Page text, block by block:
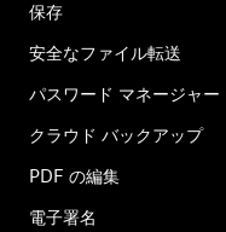
保存
安全なファイル転送
パスワード マネージャー
クラウド バックアップ
PDF の編集
電子署名